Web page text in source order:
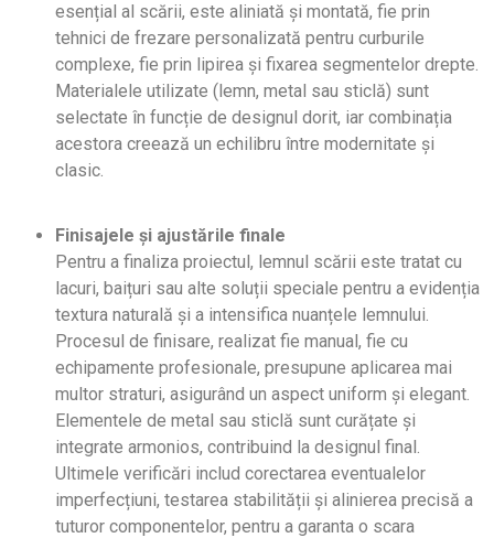
esențial al scării, este aliniată și montată, fie prin
tehnici de frezare personalizată pentru curburile
complexe, fie prin lipirea și fixarea segmentelor drepte.
Materialele utilizate (lemn, metal sau sticlă) sunt
selectate în funcție de designul dorit, iar combinația
acestora creează un echilibru între modernitate și
clasic.
Finisajele și ajustările finale
Pentru a finaliza proiectul, lemnul scării este tratat cu
lacuri, baițuri sau alte soluții speciale pentru a evidenția
textura naturală și a intensifica nuanțele lemnului.
Procesul de finisare, realizat fie manual, fie cu
echipamente profesionale, presupune aplicarea mai
multor straturi, asigurând un aspect uniform și elegant.
Elementele de metal sau sticlă sunt curățate și
integrate armonios, contribuind la designul final.
Ultimele verificări includ corectarea eventualelor
imperfecțiuni, testarea stabilității și alinierea precisă a
tuturor componentelor, pentru a garanta o scara